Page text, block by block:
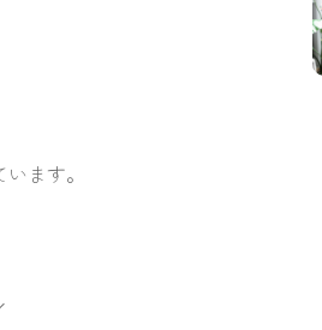
ます。